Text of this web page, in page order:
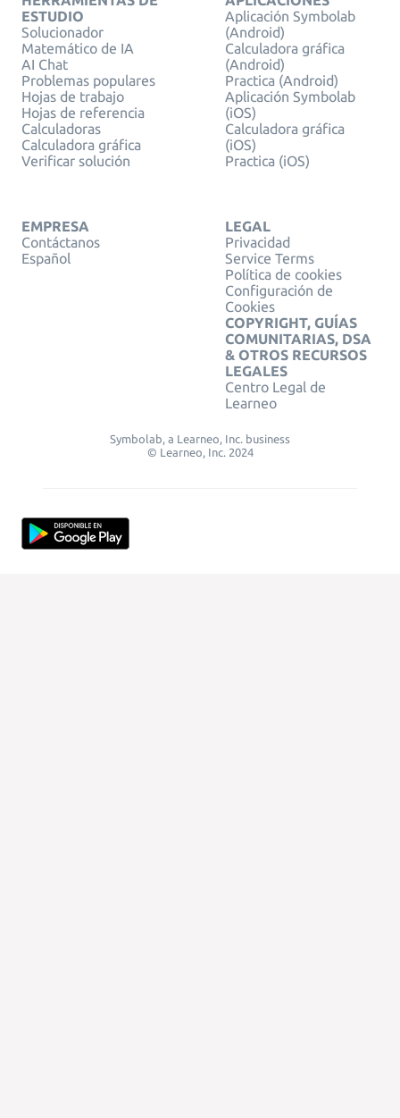
ESTUDIO
Solucionador
Matemático de IA
AI Chat
Problemas populares
Hojas de trabajo
Hojas de referencia
Calculadoras
Calculadora gráfica
Verificar solución
Aplicación Symbolab
(Android)
Calculadora gráfica
(Android)
Practica (Android)
Aplicación Symbolab
(iOS)
Calculadora gráfica
(iOS)
Practica (iOS)
EMPRESA
Contáctanos
Español
LEGAL
Privacidad
Service Terms
Política de cookies
Configuración de
Cookies
COPYRIGHT, GUÍAS
COMUNITARIAS, DSA
& OTROS RECURSOS
LEGALES
Centro Legal de
Learneo
Symbolab, a Learneo, Inc. business
© Learneo, Inc. 2024